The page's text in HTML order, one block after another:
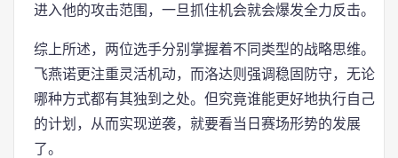
进入他的攻击范围，一旦抓住机会就会爆发全力反击。
综上所述，两位选手分别掌握着不同类型的战略思维。
飞燕诺更注重灵活机动，而洛达则强调稳固防守，无论
哪种方式都有其独到之处。但究竟谁能更好地执行自己
的计划，从而实现逆袭，就要看当日赛场形势的发展
了。